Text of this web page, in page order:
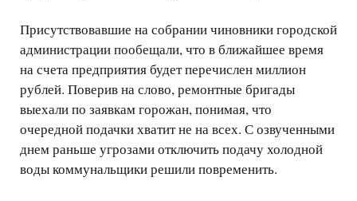
Присутствовавшие на собрании чиновники городской
администрации пообещали, что в ближайшее время
на счета предприятия будет перечислен миллион
рублей. Поверив на слово, ремонтные бригады
выехали по заявкам горожан, понимая, что
очередной подачки хватит не на всех. С озвученными
днем раньше угрозами отключить подачу холодной
воды коммунальщики решили повременить.